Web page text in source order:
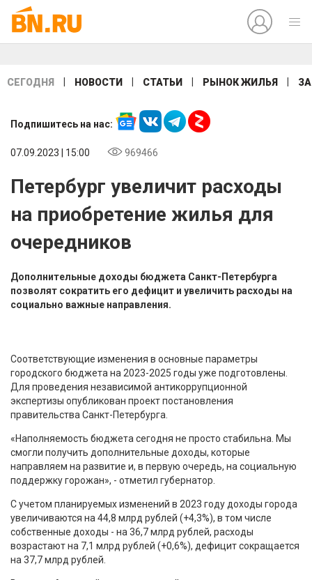
СЕГОДНЯ НОВОСТИ СТАТЬИ РЫНОК ЖИЛЬЯ
Подпишитесь на нас:
07.09.2023 | 15:00 969466
Петербург увеличит расходы
на приобретение жилья для
очередников
Дополнительные доходы бюджета Санкт-Петербурга
позволят сократить его дефицит и увеличить расходы на
социально важные направления.
Соответствующие изменения в основные параметры
городского бюджета на 2023-2025 годы уже подготовлены.
Для проведения независимой антикоррупционной
экспертизы опубликован проект постановления
правительства Санкт-Петербурга.
«Наполняемость бюджета сегодня не просто стабильна. Мы
смогли получить дополнительные доходы, которые
направляем на развитие и, в первую очередь, на социальную
поддержку горожан», - отметил губернатор.
С учетом планируемых изменений в 2023 году доходы города
увеличиваются на 44,8 млрд рублей (+4,3%), в том числе
собственные доходы - на 36,7 млрд рублей, расходы
возрастают на 7,1 млрд рублей (+0,6%), дефицит сокращается
на 37,7 млрд рублей.